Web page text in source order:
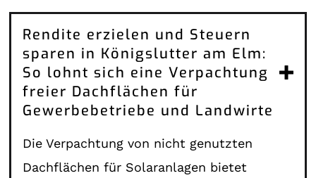
Rendite erzielen und Steuern
sparen in Königslutter am Elm:
So lohnt sich eine Verpachtung
freier Dachflächen für
Gewerbebetriebe und Landwirte
Die Verpachtung von nicht genutzten
Dachflächen für Solaranlagen bietet